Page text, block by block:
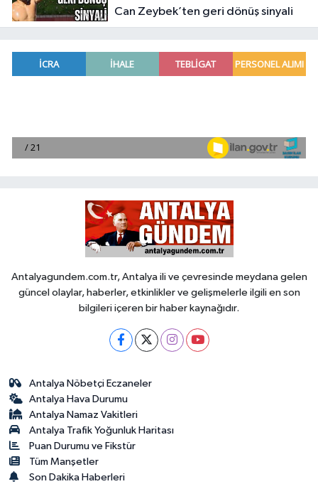
Can Zeybek’ten geri dönüş sinyali
Antalyagundem.com.tr, Antalya ili ve çevresinde meydana gelen
güncel olaylar, haberler, etkinlikler ve gelişmelerle ilgili en son
bilgileri içeren bir haber kaynağıdır.
Antalya Nöbetçi Eczaneler
Antalya Hava Durumu
Antalya Namaz Vakitleri
Antalya Trafik Yoğunluk Haritası
Puan Durumu ve Fikstür
Tüm Manşetler
Son Dakika Haberleri